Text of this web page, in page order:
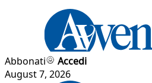
Abbonati
Accedi
August 7, 2026